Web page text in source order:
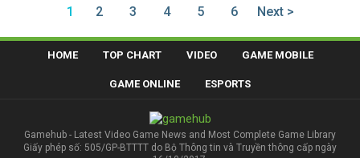
1 2 3 4 5 6 Next >
HOME TOP CHART VIDEO GAME MOBILE
GAME ONLINE ESPORTS
Gamehub - Latest Video Game News and Most Complete Game Library
Giấy phép số: 505/GP-BTTTT do Bộ Thông tin và Truyền thông cấp ngày